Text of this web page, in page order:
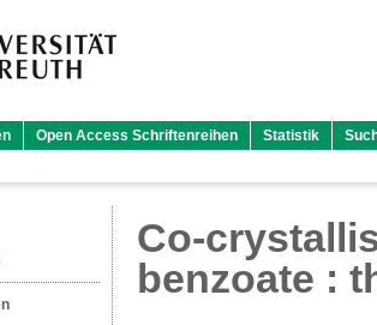
Open Access Schriftenreihen Statistik
Co-
benzoate :